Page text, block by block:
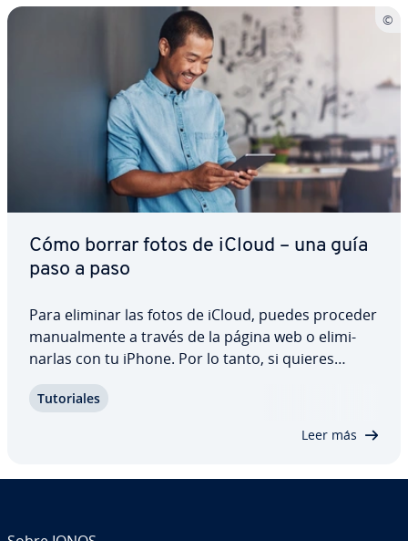
Cómo borrar fotos de iCloud – una guía
paso a paso
Para eliminar las fotos de iCloud, puedes proceder
ma­nua­l­me­n­te a través de la página web o eli­mi­
nar­las con tu iPhone. Por lo tanto, si quieres
eliminar datos in­ne­ce­sa­rios, nuestra guía paso a
Tu­to­ria­les
Leer más